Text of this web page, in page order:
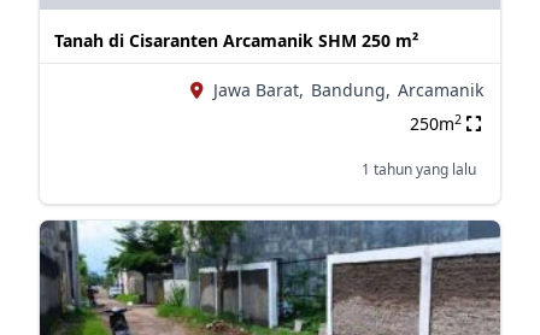
Tanah di Cisaranten Arcamanik SHM 250 m²
Jawa Barat, Bandung, Arcamanik
250m2
1 tahun yang lalu